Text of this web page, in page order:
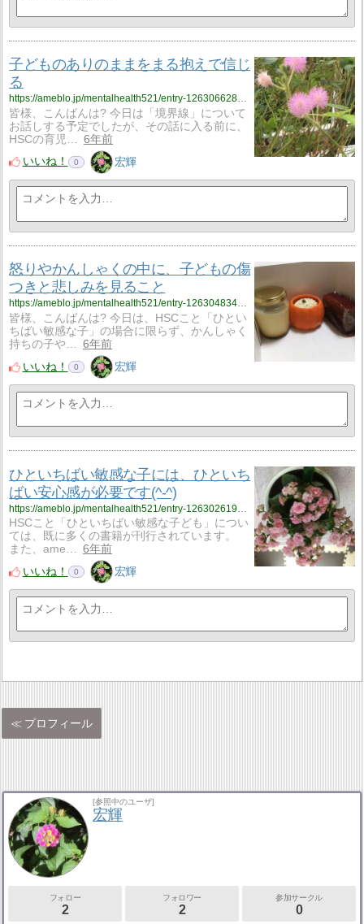
子どものありのままをまる抱えで信じ
る
https://ameblo.jp/mentalhealth521/entry-12630662885.html
皆様、こんばんは? 今日は「境界線」について
お話しする予定でしたが、その話に入る前に、
HSCの育児…
6年前
いいね！
0 宏輝
怒りやかんしゃくの中に、子どもの傷
つきと悲しみを見ること
https://ameblo.jp/mentalhealth521/entry-12630483436.html
皆様、こんばんは? 今日は、HSCこと「ひとい
ちばい敏感な子」の場合に限らず、かんしゃく
持ちの子や…
6年前
いいね！
0 宏輝
ひといちばい敏感な子には、ひといち
ばい安心感が必要です(^-^)
HSCこと「ひといちばい敏感な子ども」につい
ては、既に多くの書籍が刊行されています。
また、ame…
6年前
いいね！
0 宏輝
プロフィール
[参照中のユーザ]
宏輝
フォロー
2
フォロワー
2
参加サークル
0